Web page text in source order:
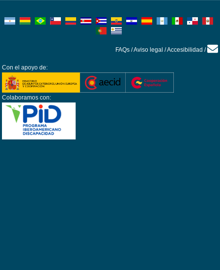
FAQs /Aviso legal /Accesibilidad /
Con el apoyo de:
Colaboramos con: